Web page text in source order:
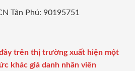
Tân Phú: 90195751
trên thị trường xuất hiện một
khác giả danh nhân viên